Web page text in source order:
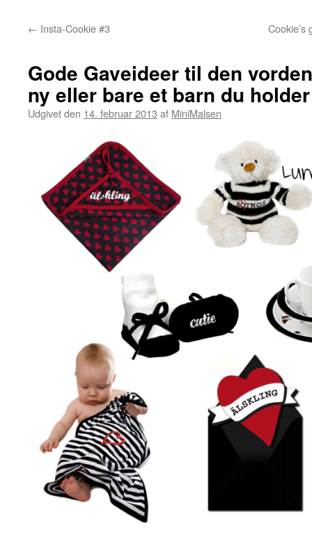
← Insta-Cookie #3
Gode Gaveideer til den
ny eller bare et barn du
Udgivet den 14. februar 2013 af MiniMalsen